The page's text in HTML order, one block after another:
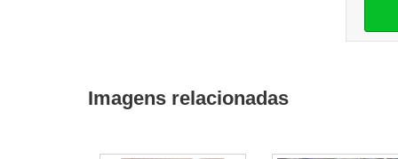
Imagens relacionadas